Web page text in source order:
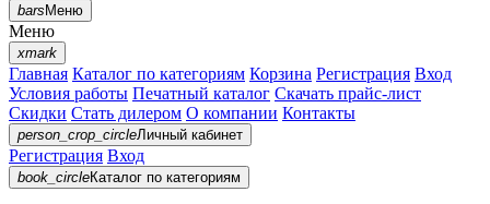
barsМеню
Меню
xmark
Главная Каталог по категориям Корзина Регистрация Вход
Условия работы Печатный каталог Скачать прайс-лист
Скидки Стать дилером О компании Контакты
person_crop_circleЛичный кабинет
Регистрация Вход
book_circleКаталог по категориям